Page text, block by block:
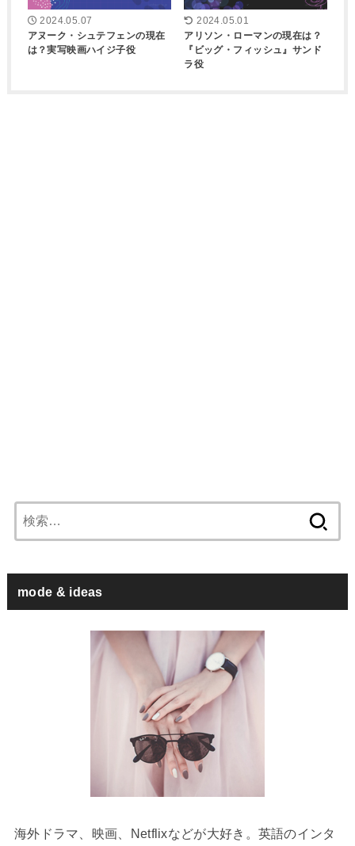
2024.05.07
アヌーク・シュテフェンの現在
は？実写映画ハイジ子役
2024.05.01
アリソン・ローマンの現在は？
『ビッグ・フィッシュ』サンド
ラ役
索:
mode & ideas
海外ドラマ、映画、Netflixなどが大好き。英語のインタ